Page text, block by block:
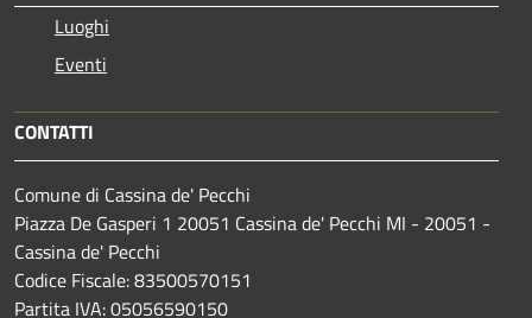
Luoghi
Eventi
CONTATTI
Comune di Cassina de' Pecchi
Piazza De Gasperi 1 20051 Cassina de' Pecchi MI - 20051 -
Cassina de' Pecchi
Codice Fiscale: 83500570151
Partita IVA: 05056590150